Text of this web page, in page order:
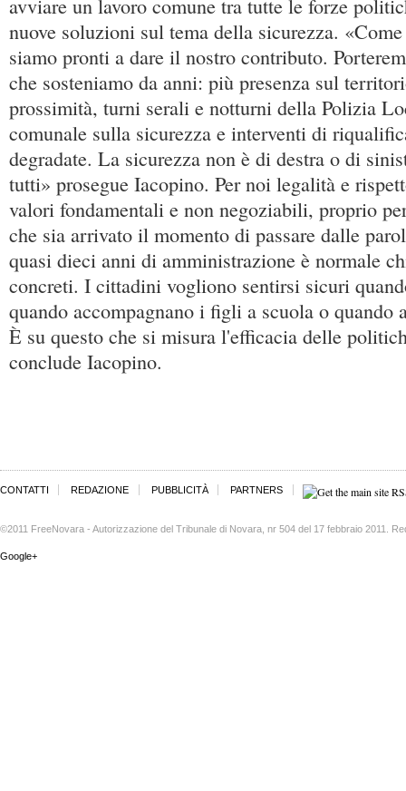
avviare un lavoro comune tra tutte le forze
nuove soluzioni sul tema della sicurezza.
siamo pronti a dare il nostro contributo.
che sosteniamo da anni: più presenza sul
prossimità, turni serali e notturni della Polizia
comunale sulla sicurezza e interventi di
degradate. La sicurezza non è di destra o di
tutti» prosegue Iacopino. Per noi legalità e
valori fondamentali e non negoziabili, proprio
che sia arrivato il momento di passare dalle
quasi dieci anni di amministrazione è normale
concreti. I cittadini vogliono sentirsi sicuri
quando accompagnano i figli a scuola o quando
È su questo che si misura l'efficacia delle
conclude Iacopino.
CONTATTI REDAZIONE PUBBLICITÀ PARTNERS
©2011 FreeNovara - Autorizzazione del Tribunale di Novara, nr 504 del 17 febbraio 2011.
Google+